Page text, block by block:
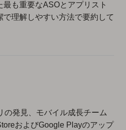
も重要なASOとアプリスト
理解しやすい方法で要約して
の発見、モバイル成長チーム
およびGoogle Playのアップ